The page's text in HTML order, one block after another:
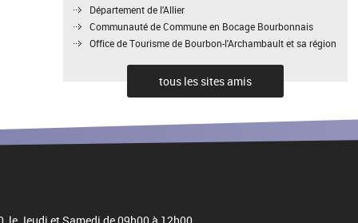
Département de l'Allier
Communauté de Commune en Bocage Bourbonnais
Office de Tourisme de Bourbon-l'Archambault et sa région
tous les sites amis